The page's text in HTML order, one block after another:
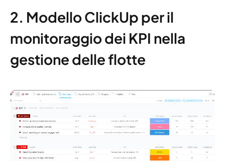
2. Modello ClickUp per il
monitoraggio dei KPI nella
gestione delle flotte